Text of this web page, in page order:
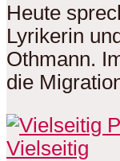
Heute
Lyrikerin
Othmann.
die
Vielseitig